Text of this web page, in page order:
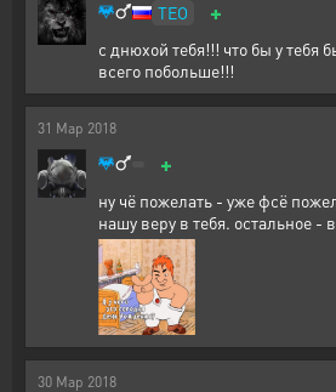
TEO +
с днюхой тебя!!! что бы у тебя
всего побольше!!!
31 Мар 2018
+
ну чё пожелать - уже фсё
нашу веру в тебя. остальное -
30 Мар 2018